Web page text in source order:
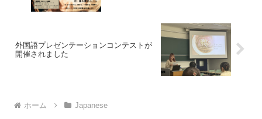
外国語プレゼンテーションコンテストが
開催されました
ホーム Japanese